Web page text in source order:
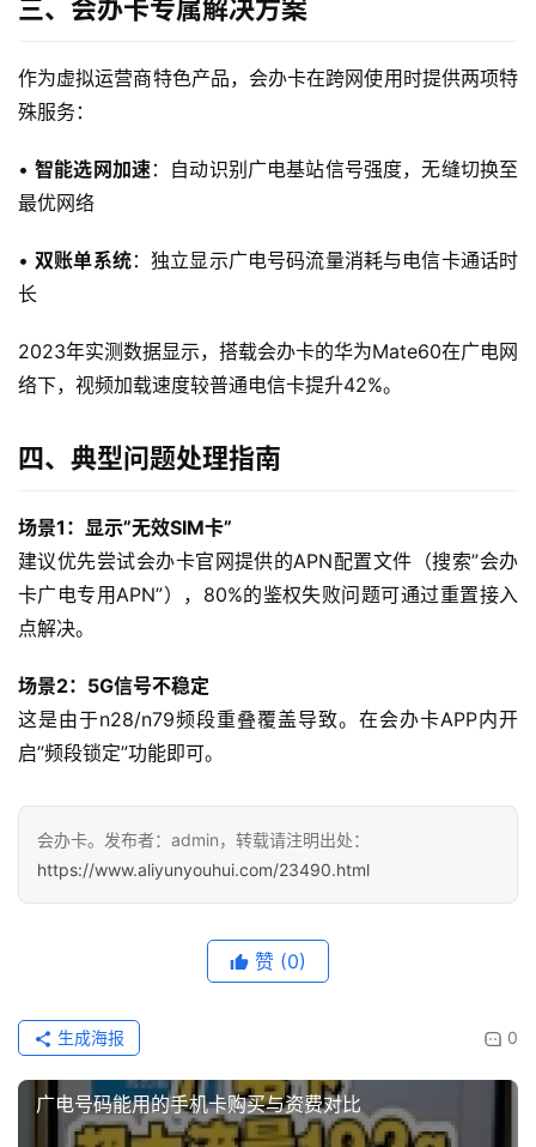
流
卡
带
身
W
F
i
快
讯
更
多
页
面
三、会办卡专属解决方案
作为虚拟运营商特色产品，会办卡在跨网使用时提供两项特
殊服务：
• 智能选网加速：自动识别广电基站信号强度，无缝切换至
最优网络
• 双账单系统：独立显示广电号码流量消耗与电信卡通话时
长
2023年实测数据显示，搭载会办卡的华为Mate60在广电网
络下，视频加载速度较普通电信卡提升42%。
四、典型问题处理指南
场景1：显示”无效SIM卡”
建议优先尝试会办卡官网提供的APN配置文件（搜索”会办
卡广电专用APN”），80%的鉴权失败问题可通过重置接入
点解决。
场景2：5G信号不稳定
这是由于n28/n79频段重叠覆盖导致。在会办卡APP内开
启”频段锁定”功能即可。
会办卡。发布者：admin，转载请注明出处：
https://www.aliyunyouhui.com/23490.html
赞 (0)
0
生成海报
广电号码能用的手机卡购买与资费对比